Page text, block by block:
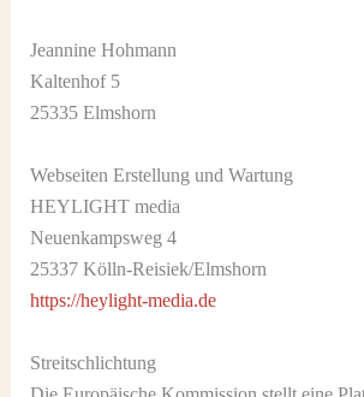
Jeannine Hohmann
Kaltenhof 5
25335 Elmshorn
Webseiten Erstellung und Wartung
HEYLIGHT media
Neuenkampsweg 4
25337 Kölln-Reisiek/Elmshorn
https://heylight-media.de
Streitschlichtung